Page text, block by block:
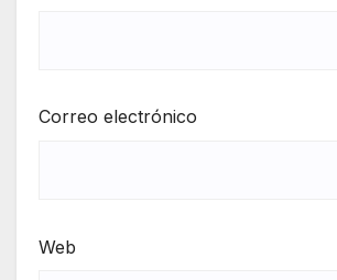
Correo electrónico
Web